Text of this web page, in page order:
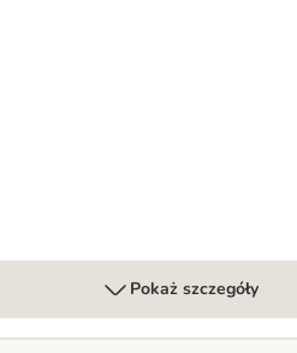
Pokaż szczegóły